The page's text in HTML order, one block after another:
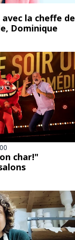
la cheffe de
Dominique
char!"